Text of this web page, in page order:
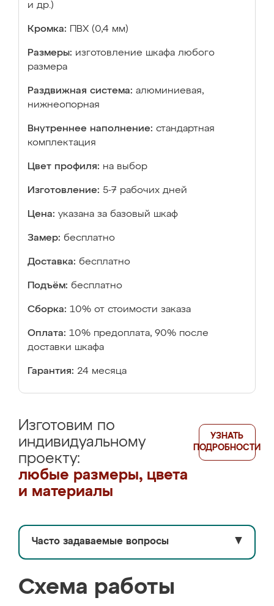
и др.)
Кромка: ПВХ (0,4 мм)
Размеры: изготовление шкафа любого
размера
Раздвижная система: алюминиевая,
нижнеопорная
Внутреннее наполнение: стандартная
комплектация
Цвет профиля: на выбор
Изготовление: 5-7 рабочих дней
Цена: указана за базовый шкаф
Замер: бесплатно
Доставка: бесплатно
Подъём: бесплатно
Сборка: 10% от стоимости заказа
Оплата: 10% предоплата, 90% после
доставки шкафа
Гарантия: 24 месяца
Изготовим по
индивидуальному
проекту:
любые размеры, цвета
и материалы
УЗНАТЬ
ПОДРОБНОСТИ
Часто задаваемые вопросы ▼
Схема работы